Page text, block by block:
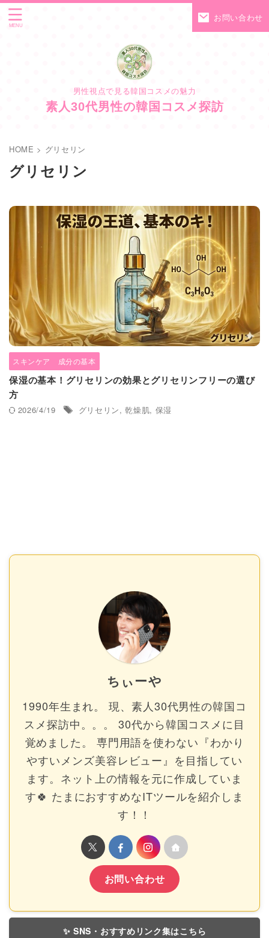
お問い合わせ
男性視点で見る韓国コスメの魅力
素人30代男性の韓国コスメ探訪
HOME > グリセリン
グリセリン
スキンケア 成分の基本
保湿の基本！グリセリンの効果とグリセリンフリーの選び
方
2026/4/19 グリセリン,乾燥肌, 保湿
ちぃーや
1990年生まれ。 現、素人30代男性の韓国コ
スメ探訪中。。。 30代から韓国コスメに目
覚めました。 専門用語を使わない『わかり
やすいメンズ美容レビュー』を目指してい
ます。ネット上の情報を元に作成していま
す🍀 たまにおすすめなITツールを紹介しま
す！！
お問い合わせ
✨ SNS・おすすめリンク集はこちら